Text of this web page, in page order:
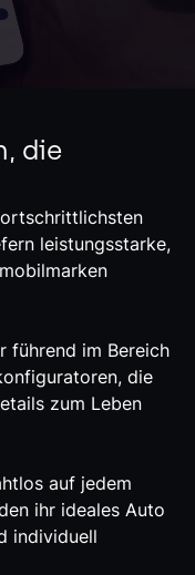
die
leistungsstarke,
führend im Bereich
die
zum Leben
auf jedem
ihr ideales Auto
individuell